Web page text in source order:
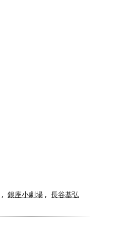
, 銀座小劇場 , 長谷基弘